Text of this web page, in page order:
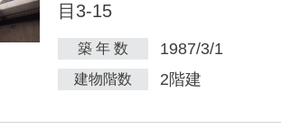
目3-15
築 年 数 1987/3/1
建物階数 2階建